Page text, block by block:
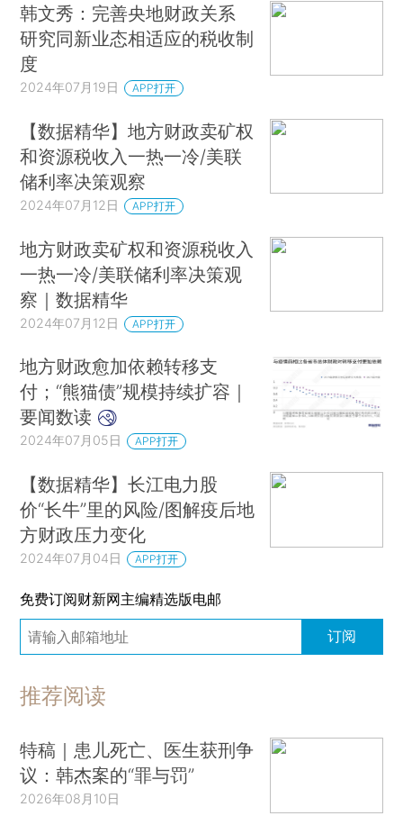
韩文秀：完善央地财政关系
研究同新业态相适应的税收制
度
2024年07月19日 APP打开
【数据精华】地方财政卖矿权
和资源税收入一热一冷/美联
储利率决策观察
2024年07月12日 APP打开
地方财政卖矿权和资源税收入
一热一冷/美联储利率决策观
察｜数据精华
2024年07月12日 APP打开
地方财政愈加依赖转移支
付；“熊猫债”规模持续扩容｜
要闻数读
2024年07月05日 APP打开
【数据精华】长江电力股
价“长牛”里的风险/图解疫后地
方财政压力变化
2024年07月04日 APP打开
免费订阅财新网主编精选版电邮
订阅
推荐阅读
特稿｜患儿死亡、医生获刑争
议：韩杰案的“罪与罚”
2026年08月10日